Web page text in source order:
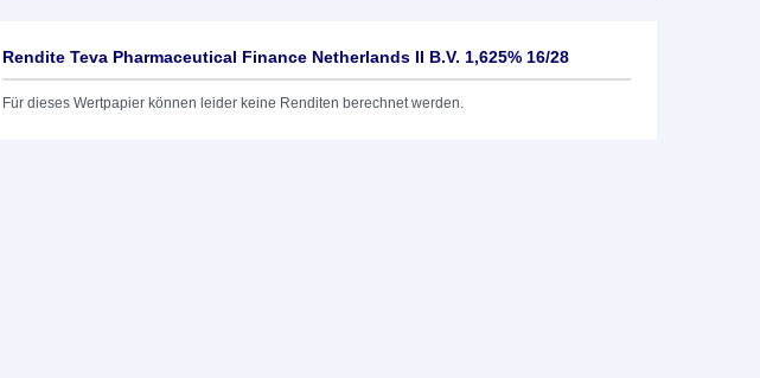
Rendite Teva Pharmaceutical Finance Netherlands II B.V. 1,625% 16/28
Für dieses Wertpapier können leider keine Renditen berechnet werden.